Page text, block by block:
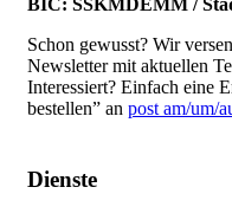
BIC: SSKMDEMM /
Schon gewusst? Wir
Newsletter mit aktuellen
Interessiert? Einfach eine
bestellen” an post am/um/
Dienste